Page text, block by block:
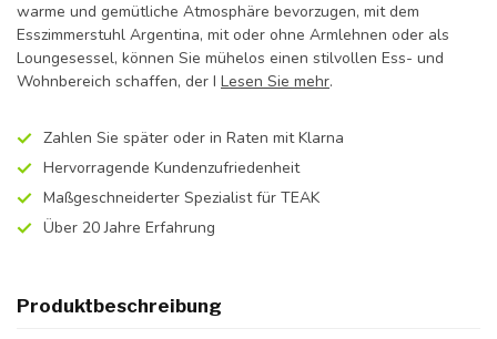
warme und gemütliche Atmosphäre bevorzugen, mit dem
Esszimmerstuhl Argentina, mit oder ohne Armlehnen oder als
Loungesessel, können Sie mühelos einen stilvollen Ess- und
Wohnbereich schaffen, der I Lesen Sie mehr.
Zahlen Sie später oder in Raten mit Klarna
Hervorragende Kundenzufriedenheit
Maßgeschneiderter Spezialist für TEAK
Über 20 Jahre Erfahrung
Produktbeschreibung